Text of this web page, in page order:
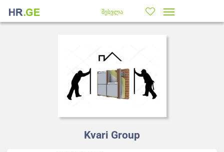
შესვლა
Kvari Group